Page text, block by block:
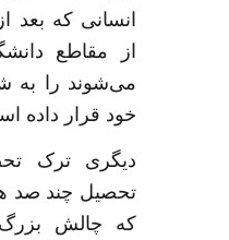
انسانی که بعد
از مقاطع
می‌شوند را به
خود قرار داده
دیگری ترک
تحصیل چند صد
که چالش